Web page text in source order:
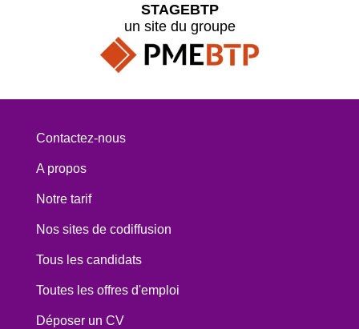
STAGEBTP
un site du groupe
Contactez-nous
A propos
Notre tarif
Nos sites de codiffusion
Tous les candidats
Toutes les offres d'emploi
Déposer un CV